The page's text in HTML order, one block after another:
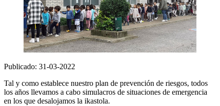
Publicado: 31-03-2022
Tal y como establece nuestro plan de prevención de riesgos, todos
los años llevamos a cabo simulacros de situaciones de emergencia
en los que desalojamos la ikastola.